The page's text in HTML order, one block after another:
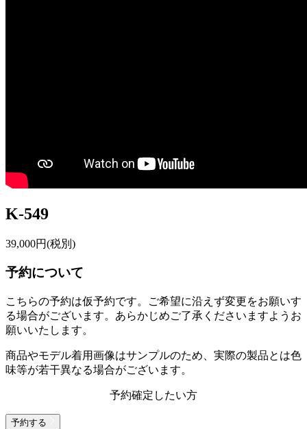
K-549
39,000円(税別)
予約について
こちらの予約は仮予約です。
ご希望に沿えず変更をお願いす
る場合がございます。あらかじめご了承くださいますようお
願いいたします。
商品やモデル着用画像はサンプルのため、実際の製品とは色
味等が若干異なる場合がございます。
予約確定したい方
予約する